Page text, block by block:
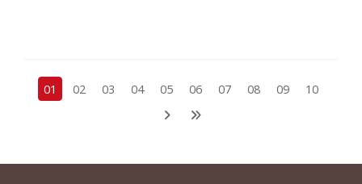
01 02 03 04 05 06 07 08 09 10